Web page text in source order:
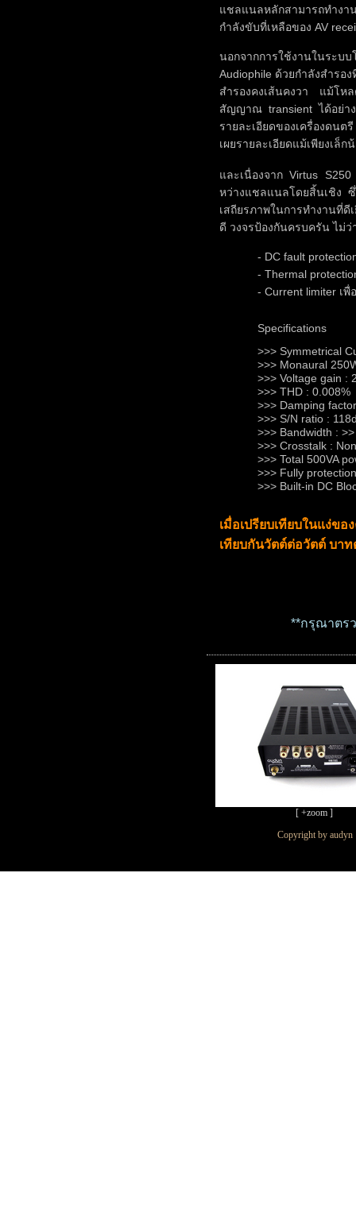
แชลแนลหลักสามารถทำงา
กำลังขับที่เหลือของ AV
นอกจากการใช้งานในระ
Audiophile ด้วยกำลังสำรอ
สำรองคงเส้นคงวา แม้โห
สัญญาณ transient ได้อย่าง
รายละเอียดของเครื่องดน
เผยรายละเอียดแม้เพียงเล็ก
และเนื่องจาก Virtus
หว่างแชลแนลโดยสิ้นเชิง
เสถียรภาพในการทำงานที่ดี
ดี วงจรป้องกันครบครัน ไม่ว่
- DC fault
- Thermal
- Current limiter เ
Specifications
>>> Symmetrical
>>> Monaural
>>> Voltage gain :
>>> THD : 0.008%
>>> Damping
>>> S/N ratio :
>>> Bandwidth :
>>> Crosstalk :
>>> Total 500VA
>>> Fully
>>> Built-in DC
เมื่อเปรียบเทียบในแง่ข
เทียบกันวัตต์ต่อวัตต์ บาท
**กรุณาตร
[ +zoom ]
Copyright by audyn